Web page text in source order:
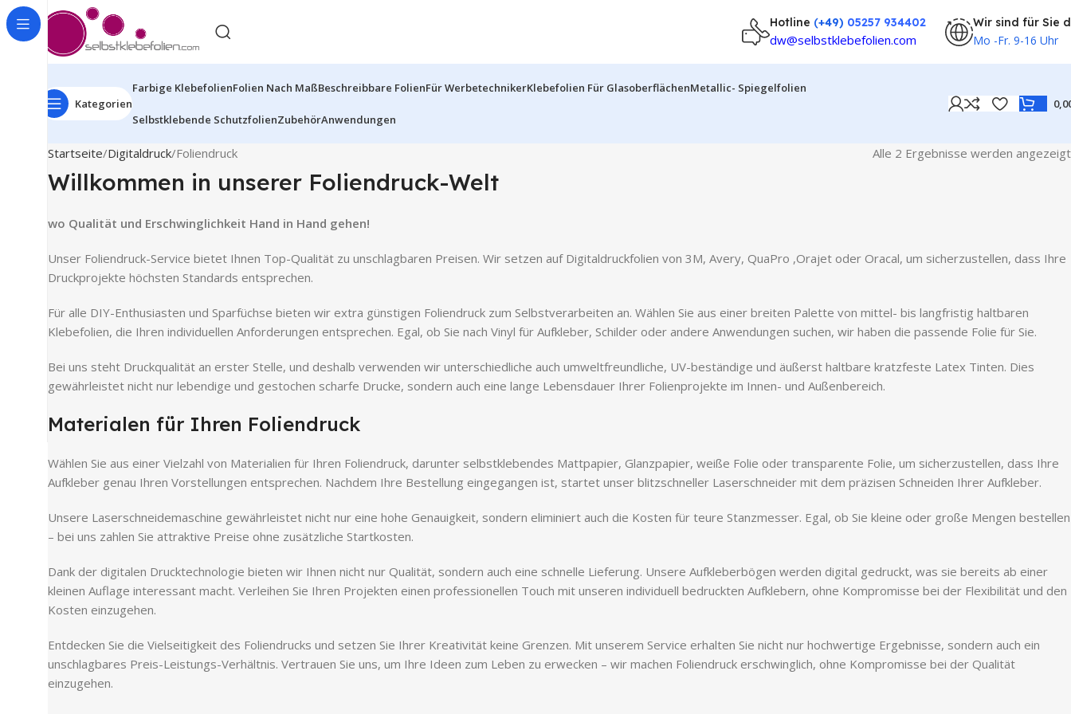
Hotline (+49) 05257 934402
dw@selbstklebefolien.com
Wir sind für Sie
Mo -Fr. 9-16 Uhr
Kategorien
Farbige KlebefolienFolien Nach MaßBeschreibbare FolienFür WerbetechnikerKlebefolien Für GlasoberflächenMetallic- Spiegelfolien
Selbstklebende SchutzfolienZubehörAnwendungen
Startseite Digitaldruck Foliendruck Alle 2 Ergebnisse werden angezeigt
Willkommen in unserer Foliendruck-Welt
wo Qualität und Erschwinglichkeit Hand in Hand gehen!
Unser Foliendruck-Service bietet Ihnen Top-Qualität zu unschlagbaren Preisen. Wir setzen auf Digitaldruckfolien von 3M, Avery, QuaPro ,Orajet oder Oracal, um sicherzustellen, dass Ihre
Druckprojekte höchsten Standards entsprechen.
Für alle DIY-Enthusiasten und Sparfüchse bieten wir extra günstigen Foliendruck zum Selbstverarbeiten an. Wählen Sie aus einer breiten Palette von mittel- bis langfristig haltbaren
Klebefolien, die Ihren individuellen Anforderungen entsprechen. Egal, ob Sie nach Vinyl für Aufkleber, Schilder oder andere Anwendungen suchen, wir haben die passende Folie für Sie.
Bei uns steht Druckqualität an erster Stelle, und deshalb verwenden wir unterschiedliche auch umweltfreundliche, UV-beständige und äußerst haltbare kratzfeste Latex Tinten. Dies
gewährleistet nicht nur lebendige und gestochen scharfe Drucke, sondern auch eine lange Lebensdauer Ihrer Folienprojekte im Innen- und Außenbereich.
Materialen für Ihren Foliendruck
Wählen Sie aus einer Vielzahl von Materialien für Ihren Foliendruck, darunter selbstklebendes Mattpapier, Glanzpapier, weiße Folie oder transparente Folie, um sicherzustellen, dass Ihre
Aufkleber genau Ihren Vorstellungen entsprechen. Nachdem Ihre Bestellung eingegangen ist, startet unser blitzschneller Laserschneider mit dem präzisen Schneiden Ihrer Aufkleber.
Unsere Laserschneidemaschine gewährleistet nicht nur eine hohe Genauigkeit, sondern eliminiert auch die Kosten für teure Stanzmesser. Egal, ob Sie kleine oder große Mengen bestellen
– bei uns zahlen Sie attraktive Preise ohne zusätzliche Startkosten.
Dank der digitalen Drucktechnologie bieten wir Ihnen nicht nur Qualität, sondern auch eine schnelle Lieferung. Unsere Aufkleberbögen werden digital gedruckt, was sie bereits ab einer
kleinen Auflage interessant macht. Verleihen Sie Ihren Projekten einen professionellen Touch mit unseren individuell bedruckten Aufklebern, ohne Kompromisse bei der Flexibilität und den
Kosten einzugehen.
Entdecken Sie die Vielseitigkeit des Foliendrucks und setzen Sie Ihrer Kreativität keine Grenzen. Mit unserem Service erhalten Sie nicht nur hochwertige Ergebnisse, sondern auch ein
unschlagbares Preis-Leistungs-Verhältnis. Vertrauen Sie uns, um Ihre Ideen zum Leben zu erwecken – wir machen Foliendruck erschwinglich, ohne Kompromisse bei der Qualität
einzugehen.